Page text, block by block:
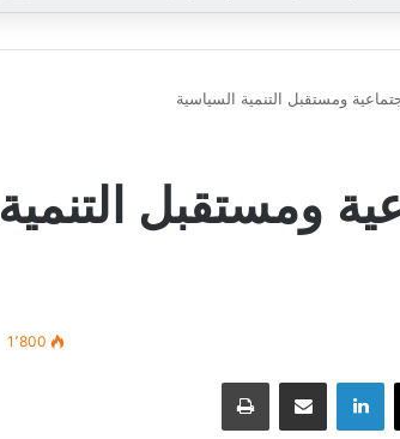
ومستقبل التنمية السياسية
ومستقبل التنمية
1٬800
لينكدإن